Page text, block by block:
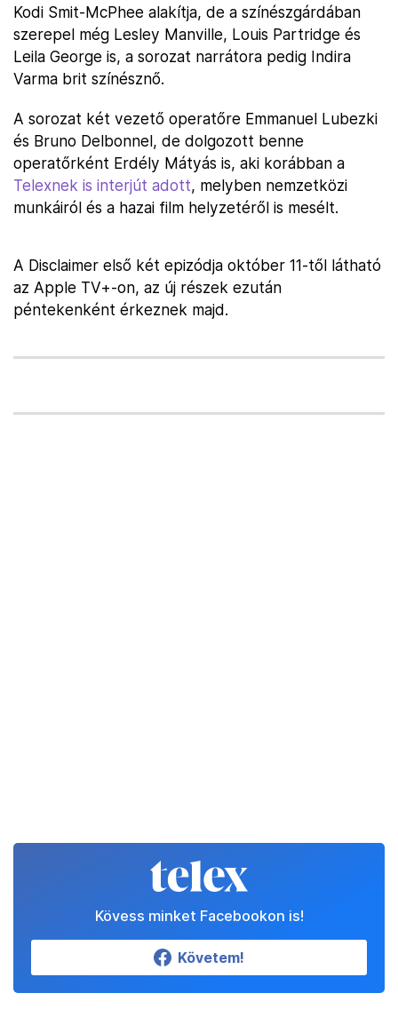
Kodi Smit-McPhee alakítja, de a színészgárdában
szerepel még Lesley Manville, Louis Partridge és
Leila George is, a sorozat narrátora pedig Indira
Varma brit színésznő.
A sorozat két vezető operatőre Emmanuel Lubezki
és Bruno Delbonnel, de dolgozott benne
operatőrként Erdély Mátyás is, aki korábban a
Telexnek is interjút adott, melyben nemzetközi
munkáiról és a hazai film helyzetéről is mesélt.
A Disclaimer első két epizódja október 11-től látható
az Apple TV+-on, az új részek ezután
péntekenként érkeznek majd.
Kövess minket Facebookon is!
Követem!